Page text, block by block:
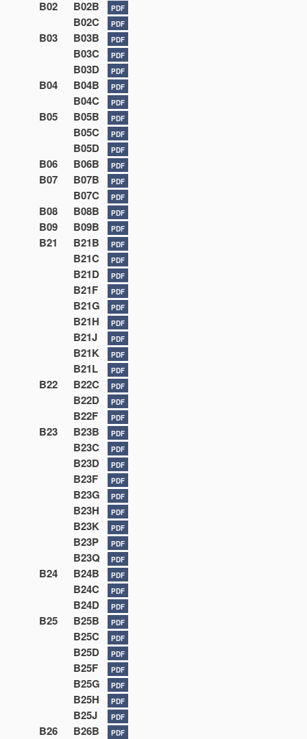
B02 B02B PDF
B02C PDF
B03 B03B PDF
B03C PDF
B03D PDF
B04 B04B PDF
B04C PDF
B05 B05B PDF
B05C PDF
B05D PDF
B06 B06B PDF
B07 B07B PDF
B07C PDF
B08 B08B PDF
B09 B09B PDF
B21 B21B PDF
B21C PDF
B21D PDF
B21F PDF
B21G PDF
B21H PDF
B21J PDF
B21K PDF
B21L PDF
B22 B22C PDF
B22D PDF
B22F PDF
B23 B23B PDF
B23C PDF
B23D PDF
B23F PDF
B23G PDF
B23H PDF
B23K PDF
B23P PDF
B23Q PDF
B24 B24B PDF
B24C PDF
B24D PDF
B25 B25B PDF
B25C PDF
B25D PDF
B25F PDF
B25G PDF
B25H PDF
B25J PDF
B26 B26B PDF